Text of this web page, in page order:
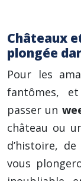
Châteaux
plongée
Pour les
fantômes,
passer un
château ou
d’histoire,
vous